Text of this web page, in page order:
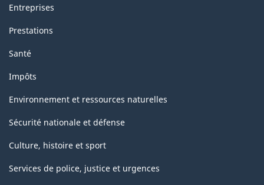
Entreprises
Prestations
Santé
Impôts
Environnement et ressources naturelles
Sécurité nationale et défense
Culture, histoire et sport
Services de police, justice et urgences